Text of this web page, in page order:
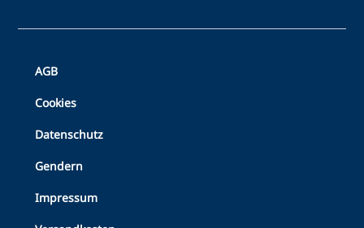
Bottom
Footer
AGB
Cookies
Datenschutz
Gendern
Impressum